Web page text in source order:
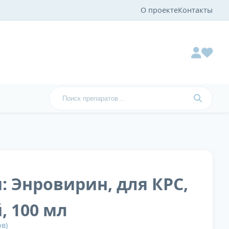
О проектеКонтакты
Энровирин, для КРС,
100 мл